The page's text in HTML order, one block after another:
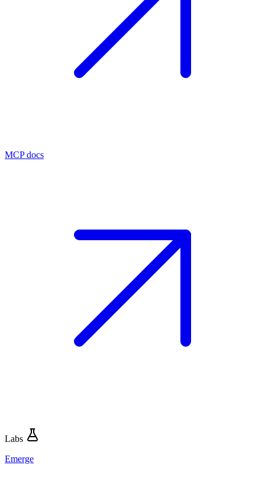
MCP docs
Labs
Emerge